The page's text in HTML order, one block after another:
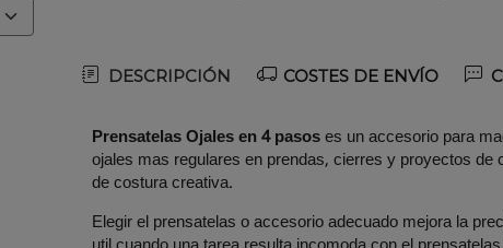
DESCRIPCIÓN COSTES DE ENVÍO
Prensatelas Ojales en 4 pasoses un accesorio para
ojales mas regulares en prendas, cierres y proyectos
de costura creativa.
Elegir el prensatelas o accesorio adecuado mejora la